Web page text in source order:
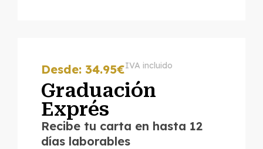
Desde: 34.95€IVA incluido
Graduación
Exprés
Recibe tu carta en hasta 12
días laborables